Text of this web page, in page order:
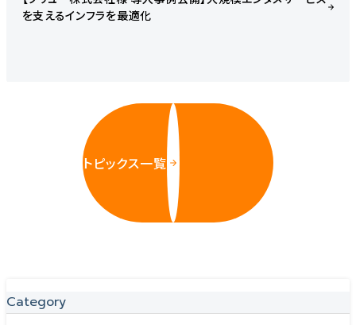
を支えるインフラを最適化
トピックス一覧
Category